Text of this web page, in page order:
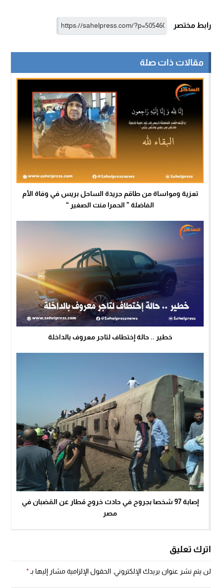
رابط مختصر
مقالات ذات صلة
تعزية ومواساة من طاقم جريدة الساحل بريس في وفاة الأم
الفاضلة ” الحمرا منت الصغير “
خطير .. حالة إختطاف لتاجر معروف بالداخلة
إصابة 97 شخصا بجروح في حادث خروج قطار عن القضبان في
مصر
اترك تعليق
لن يتم نشر عنوان بريدك الإلكتروني. الحقول الإلزامية مشار إليها بـ*